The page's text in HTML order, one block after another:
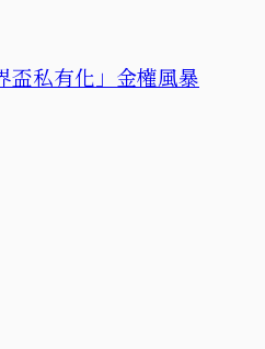
盃私有化」金權風暴